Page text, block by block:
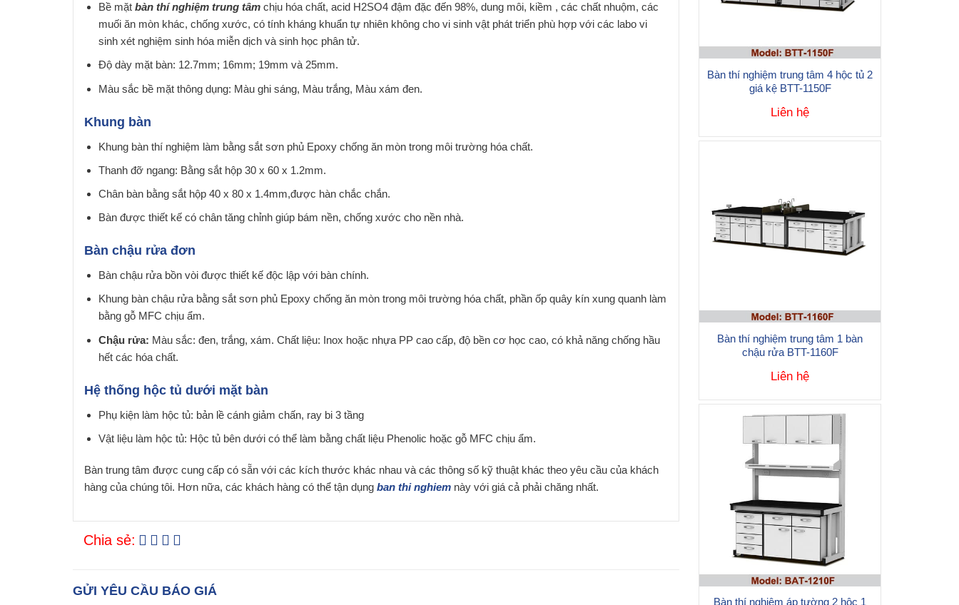
Bề mặt bàn thí nghiệm trung tâmchịu hóa chất, acid H2SO4 đậm đặc đến 98%, dung môi, kiềm , các chất nhuộm, các
muối ăn mòn khác, chống xước, có tính kháng khuẩn tự nhiên không cho vi sinh vật phát triển phù hợp với các labo vi
sinh xét nghiệm sinh hóa miễn dịch và sinh học phân tử.
Độ dày mặt bàn: 12.7mm; 16mm; 19mm và 25mm.
Màu sắc bề mặt thông dụng: Màu ghi sáng, Màu trắng, Màu xám đen.
Khung bàn
Khung bàn thí nghiệm làm bằng sắt sơn phủ Epoxy chống ăn mòn trong môi trường hóa chất.
Thanh đỡ ngang: Bằng sắt hộp 30 x 60 x 1.2mm.
Chân bàn bằng sắt hộp 40 x 80 x 1.4mm,được hàn chắc chắn.
Bàn được thiết kế có chân tăng chỉnh giúp bám nền, chống xước cho nền nhà.
Bàn chậu rửa đơn
Bàn chậu rửa bồn vòi được thiết kế độc lập với bàn chính.
Khung bàn chậu rửa bằng sắt sơn phủ Epoxy chống ăn mòn trong môi trường hóa chất, phần ốp quây kín xung quanh làm
bằng gỗ MFC chịu ẩm.
Chậu rửa: Màu sắc: đen, trắng, xám. Chất liệu: Inox hoặc nhựa PP cao cấp, độ bền cơ học cao, có khả năng chống hầu
hết các hóa chất.
Hệ thống hộc tủ dưới mặt bàn
Phụ kiện làm hộc tủ: bản lề cánh giảm chấn, ray bi 3 tầng
Vật liệu làm hộc tủ: Hộc tủ bên dưới có thể làm bằng chất liệu Phenolic hoặc gỗ MFC chịu ẩm.
Bàn trung tâm được cung cấp có sẵn với các kích thước khác nhau và các thông số kỹ thuật khác theo yêu cầu của khách
hàng của chúng tôi. Hơn nữa, các khách hàng có thể tận dụng ban thi nghiemnày với giá cả phải chăng nhất.
Chia sẻ:
GỬI YÊU CẦU BÁO GIÁ
Bàn thí nghiệm trung tâm 4 hộc tủ 2
giá kệ BTT-1150F
Liên hệ
Bàn thí nghiệm trung tâm 1 bàn
chậu rửa BTT-1160F
Liên hệ
Bàn thí nghiệm áp tường 2 hộc 1